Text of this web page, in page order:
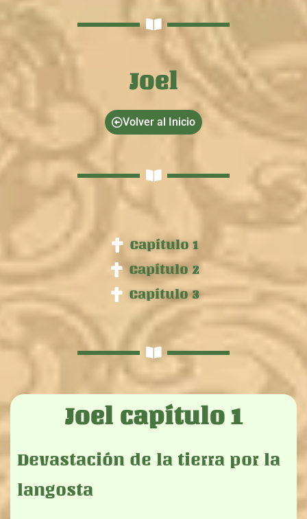
Joel
Volver al Inicio
Capítulo 1
Capítulo 2
Capítulo 3
Joel capítulo 1
Devastación de la tierra por la
langosta